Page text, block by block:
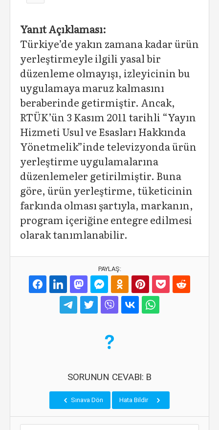
Yanıt Açıklaması:
Türkiye’de yakın zamana kadar ürün
yerleştirmeyle ilgili yasal bir
düzenleme olmayışı, izleyicinin bu
uygulamaya maruz kalmasını
beraberinde getirmiştir. Ancak,
RTÜK’ün 3 Kasım 2011 tarihli “Yayın
Hizmeti Usul ve Esasları Hakkında
Yönetmelik”inde televizyonda ürün
yerleştirme uygulamalarına
düzenlemeler getirilmiştir. Buna
göre, ürün yerleştirme, tüketicinin
farkında olması şartıyla, markanın,
program içeriğine entegre edilmesi
olarak tanımlanabilir.
PAYLAŞ:
SORUNUN CEVABI: B
Sınava Dön Hata Bildir